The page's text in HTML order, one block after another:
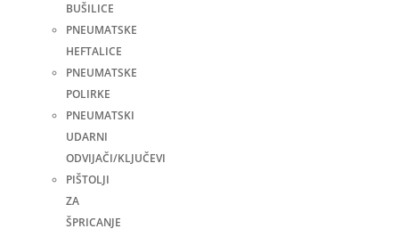
BUŠILICE
PNEUMATSKE
HEFTALICE
PNEUMATSKE
POLIRKE
PNEUMATSKI
UDARNI
ODVIJAČI/KLJUČEVI
PIŠTOLJI
ZA
ŠPRICANJE